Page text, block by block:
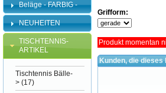
Grifform:
Produkt momentan
Kunden, die
Beläge - FARBIG -
NEUHEITEN
TISCHTENNIS-
ARTIKEL
Tischtennis Bälle-
> (17)